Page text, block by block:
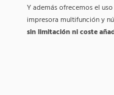
Y además ofrecemos el
impresora multifunción y
sin limitación ni coste